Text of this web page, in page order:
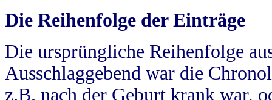
Die Reihenfolge der Einträge
Die ursprüngliche Reihenfolge
Ausschlaggebend war die
z.B. nach der Geburt krank war,